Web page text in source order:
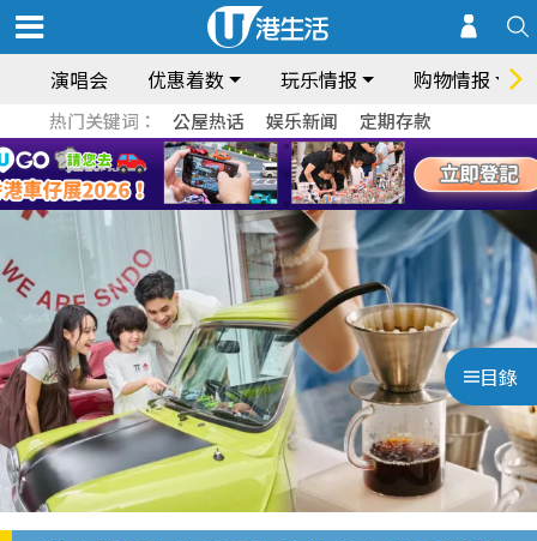
演唱会 优惠着数 玩乐情报 购物情报
热门关键词： 公屋热话 娱乐新闻 定期存款
目錄